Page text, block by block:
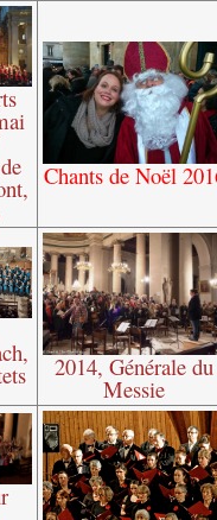
Chants de Noël
2014, Générale du
Messie